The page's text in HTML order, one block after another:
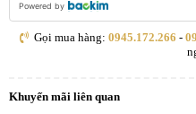
Powered by
Gọi mua hàng: 0945.172.266 -
Khuyến mãi liên quan